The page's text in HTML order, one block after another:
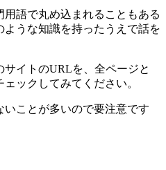
用語で丸め込まれることもある
うな知識を持ったうえで話を
イトのURLを、全ページと
ックしてみてください。
ことが多いので要注意です